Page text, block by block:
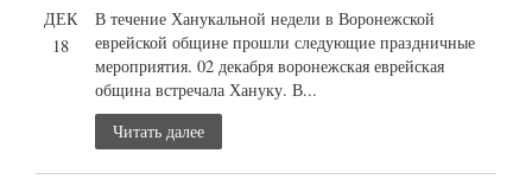
ДЕК
18
В течение Ханукальной недели в Воронежской
еврейской общине прошли следующие праздничные
мероприятия. 02 декабря воронежская еврейская
община встречала Хануку. В...
Читать далее